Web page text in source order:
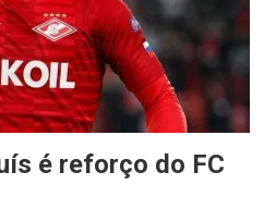
é reforço do FC